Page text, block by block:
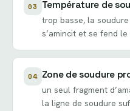
03 Température de
trop basse, la
s’amincit et se fend
04 Zone de soudure
un seul fragment
la ligne de soudure